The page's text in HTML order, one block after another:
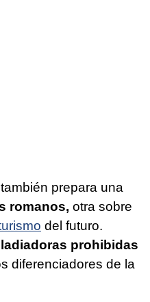
prepara una
romanos, otra sobre
del futuro.
prohibidas
diferenciadores de la